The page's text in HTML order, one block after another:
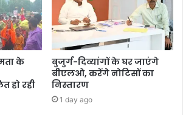
के
हो रही
बुजुर्ग-दिव्यांगों के घर जाएंगे
बीएलओ, करेंगे नोटिसों का
निस्तारण
1 day ago